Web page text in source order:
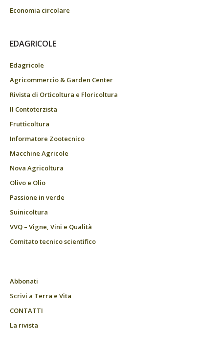
Economia circolare
EDAGRICOLE
Edagricole
Agricommercio & Garden Center
Rivista di Orticoltura e Floricoltura
Il Contoterzista
Frutticoltura
Informatore Zootecnico
Macchine Agricole
Nova Agricoltura
Olivo e Olio
Passione in verde
Suinicoltura
VVQ – Vigne, Vini e Qualità
Comitato tecnico scientifico
Abbonati
Scrivi a Terra e Vita
CONTATTI
La rivista